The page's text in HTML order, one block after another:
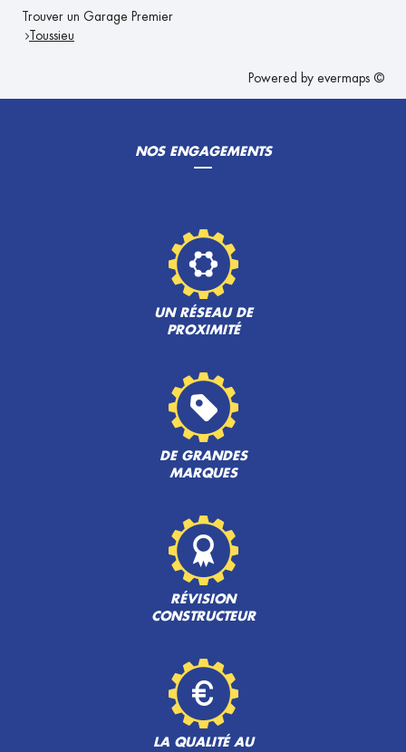
Trouver un Garage Premier
Toussieu
Powered by evermaps ©
NOS ENGAGEMENTS
UN RÉSEAU DE
PROXIMITÉ
DE GRANDES
MARQUES
RÉVISION
CONSTRUCTEUR
LA QUALITÉ AU